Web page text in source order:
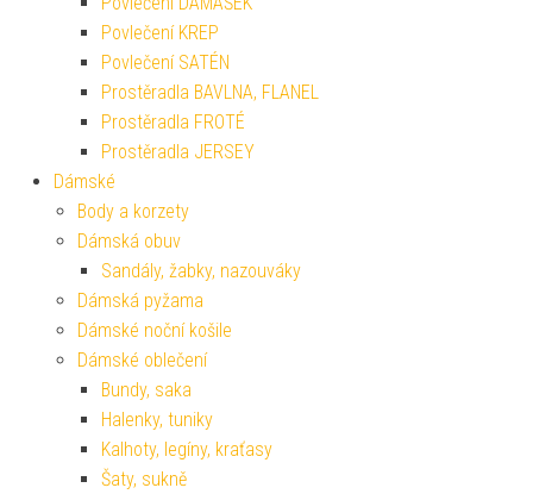
Povlečení KREP
Povlečení SATÉN
Prostěradla BAVLNA, FLANEL
Prostěradla FROTÉ
Prostěradla JERSEY
Dámské
Body a korzety
Dámská obuv
Sandály, žabky, nazouváky
Dámská pyžama
Dámské noční košile
Dámské oblečení
Bundy, saka
Halenky, tuniky
Kalhoty, legíny, kraťasy
Šaty, sukně